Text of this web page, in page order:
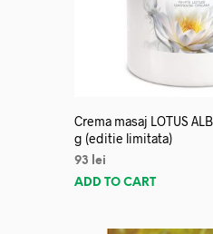
Crema masaj LOTUS
g (editie limitata)
93
lei
ADD TO CART